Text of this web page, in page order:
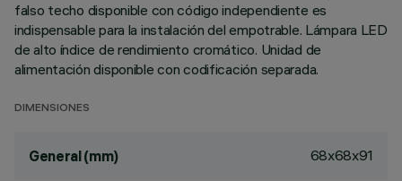
falso techo disponible con código independiente es
indispensable para la instalación del empotrable. Lámpara LED
de alto índice de rendimiento cromático. Unidad de
alimentación disponible con codificación separada.
DIMENSIONES
General (mm) 68x68x91